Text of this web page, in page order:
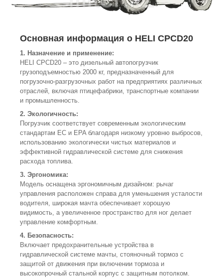
Основная информация о HELI CPCD20
1. Назначение и применение:
HELI CPCD20 – это дизельный автопогрузчик
грузоподъемностью 2000 кг, предназначенный для
погрузочно-разгрузочных работ на предприятиях различных
отраслей, включая птицефабрики, транспортные компании
и промышленность.
2. Экологичность:
Погрузчик соответствует современным экологическим
стандартам ЕС и EPA благодаря низкому уровню выбросов,
использованию экологически чистых материалов и
эффективной гидравлической системе для снижения
расхода топлива.
3. Эргономика:
Модель оснащена эргономичным дизайном: рычаг
управления расположен справа для уменьшения усталости
водителя, широкая мачта обеспечивает хорошую
видимость, а увеличенное пространство для ног делает
управление комфортным.
4. Безопасность:
Включает предохранительные устройства в
гидравлической системе мачты, стояночный тормоз с
защитой от движения при включении тормоза и
высокопрочный стальной корпус с защитным потолком.